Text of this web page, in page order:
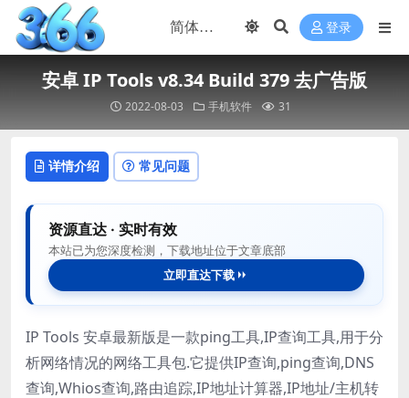
登录
安卓 IP Tools v8.34 Build 379 去广告版
2022-08-03 手机软件 31
详情介绍 常见问题
资源直达 · 实时有效
本站已为您深度检测，下载地址位于文章底部
立即直达下载
IP Tools 安卓最新版是一款ping工具,IP查询工具,用于分
析网络情况的网络工具包.它提供IP查询,ping查询,DNS
查询,Whios查询,路由追踪,IP地址计算器,IP地址/主机转